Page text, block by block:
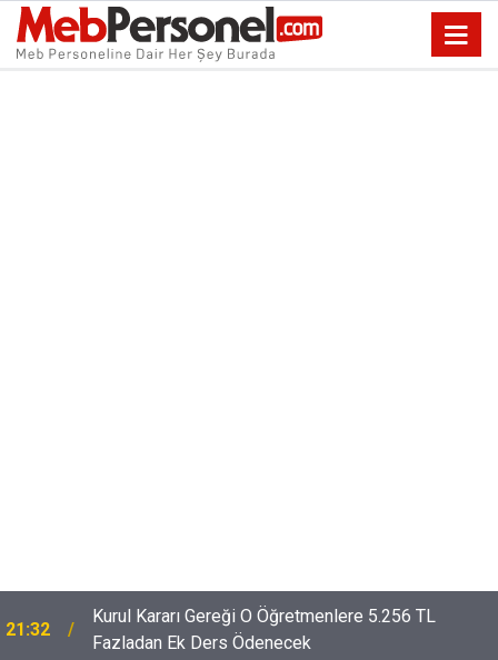
21:32
Kurul Kararı Gereği O Öğretmenlere 5.256 TL
Fazladan Ek Ders Ödenecek